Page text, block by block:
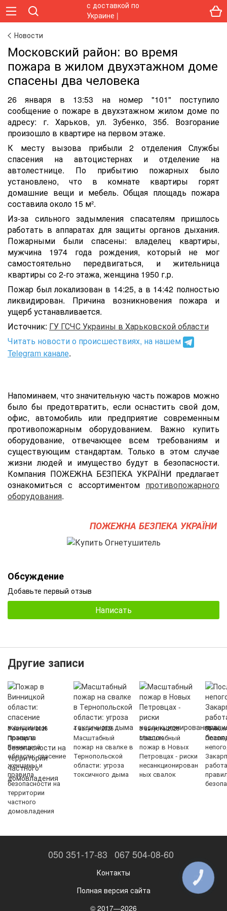
Новости
Московский район: во время
пожара в жилом двухэтажном доме
спасены два человека
26 января в 13:53 на номер "101" поступило
сообщение о пожаре в двухэтажном жилом доме по
адресу: г. Харьков, ул. Зубенко, 35б. Возгорание
произошло в квартире на первом этаже.
К месту вызова прибыли 2 отделения Службы
спасения на автоцистернах и отделение на
автолестнице. По прибытию пожарных было
установлено, что в комнате квартиры горят
домашние вещи и мебель. Общая площадь пожара
составила около 15 м².
Из-за сильного задымления спасателям пришлось
работать в аппаратах для защиты органов дыхания.
Пожарными были спасены: владелец квартиры,
мужчина 1974 года рождения, который не мог
самостоятельно передвигаться, и жительница
квартиры со 2-го этажа, женщина 1950 г.р.
Пожар был локализован в 14:25, а в 14:42 полностью
ликвидирован. Причина возникновения пожара и
ущерб устанавливается.
Источник: ГУ ГСЧС Украины в Харьковской области
Читать новости о происшествиях, на нашем
Telegram канале.
Напоминаем, что значительную часть пожаров можно
было бы предотвратить, если оснастить cвой дом,
офис, автомобиль или предприятие современным
противопожарным оборудованием. Важно купить
оборудование, отвечающее всем требованиям и
существующим стандартам. Только в этом случае
жизни людей и имущество будут в безопасности.
Компания ПОЖЕЖНА БЕЗПЕКА УКРАЇНИ предлагает
ознакомиться с ассортиментом противопожарного
оборудования.
ПОЖЕЖНА БЕЗПЕКА УКРАЇНИ
Обсуждение
Добавьте первый отзыв
Написать
Другие записи
5 августа 2026
Пожар в
Винницкой
области: спасение
женщины и
правила
безопасности на
территории
частного
домовладения
4 августа 2026
Масштабный
пожар на свалке в
Тернопольской
области: угроза
токсичного дыма
3 августа 2026
Масштабный
пожар в Новых
Петровцах - риски
несанкционирован
ных свалок
30
050 351-17-83 067 504-08-60
Контакты
Полная версия сайта
© 2017—2026
КНОПКА
ЗВ'ЯЗКУ